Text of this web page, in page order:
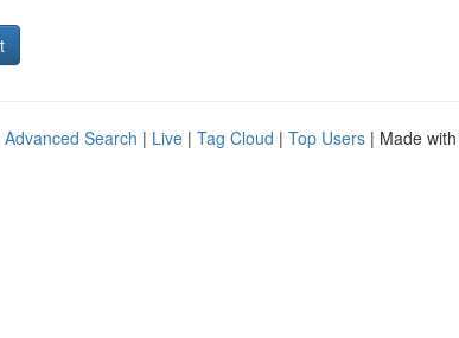
Advanced Search | Live | Tag Cloud | Top Users | Made with